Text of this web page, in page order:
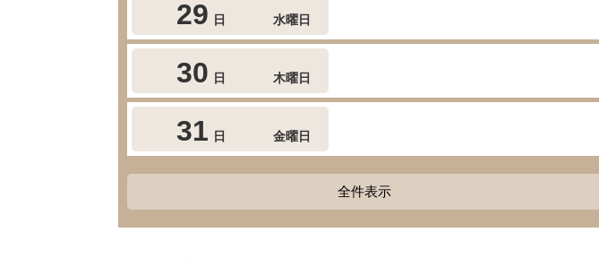
29 日 水曜日
30 日 木曜日
31 日 金曜日
全件表示